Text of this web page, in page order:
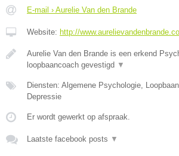
E-mail › Aurelie Van den Brande
Website: http://
Aurelie Van den Brande is een erkend
loopbaancoach gevestigd ▼
Diensten: Algemene Psychologie,
Depressie
Er wordt gewerkt op afspraak.
Laatste facebook posts ▼